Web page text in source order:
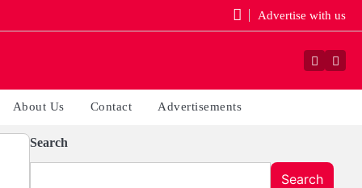
Advertise with us
Facebook
About Us Contact Advertisements
Search
Search